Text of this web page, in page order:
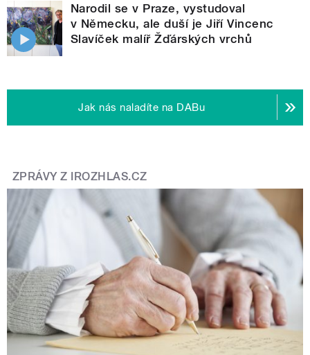
Narodil se v Praze, vystudoval
v Německu, ale duší je Jiří Vincenc
Slavíček malíř Žďárských vrchů
Jak nás naladíte na DABu
ZPRÁVY Z IROZHLAS.CZ